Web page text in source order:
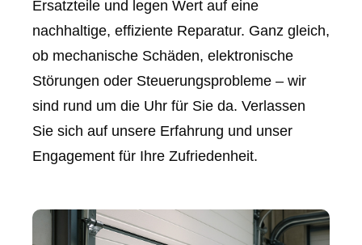
Ersatzteile und legen Wert auf eine
nachhaltige, effiziente Reparatur. Ganz gleich,
ob mechanische Schäden, elektronische
Störungen oder Steuerungsprobleme – wir
sind rund um die Uhr für Sie da. Verlassen
Sie sich auf unsere Erfahrung und unser
Engagement für Ihre Zufriedenheit.